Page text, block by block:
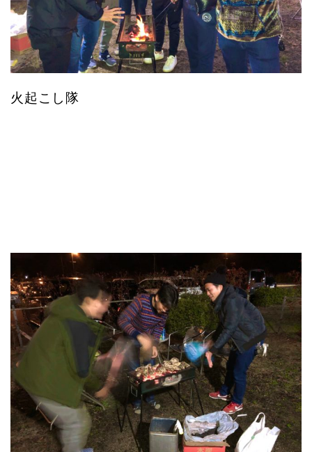
火起こし隊